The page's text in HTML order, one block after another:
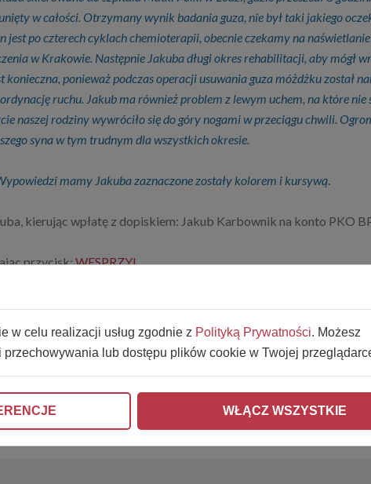
w celu realizacji usług zgodnie z Polityką Prywatności. Możesz
lub dostępu plików cookie w Twojej
WŁĄCZ WSZYSTKIE
w całości. Otrzymany wynik badania guza, nie był taki jakiego
jest po czterech cyklach chemioterapii, obecnie czekamy na
w Krakowie. Następnie Jakuba długi okres rehabilitacji, aby mógł
konieczna, ponieważ podczas operacji usuwania guza móżdżku został
ruchu. Jakub ma również problem z lewym uchem, na które nie
naszej rodziny wywróciło się do góry nogami w przeciągu chwili.
syna w tym trudnym dla wszystkich okresie.
mamy Jakuba zaznaczone zostały kolorem i kursywą.
kierując wpłatę z dopiskiem: Jakub Karbownik na konto PKO
przycisk:WESPRZYJ